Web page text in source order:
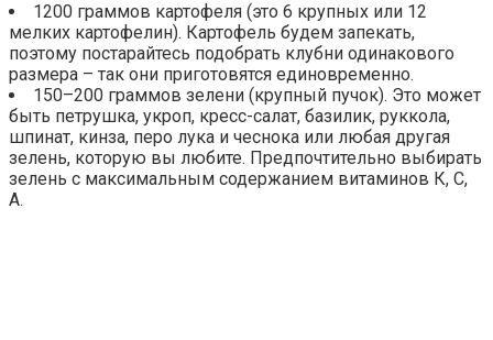
1200 граммов картофеля (это 6 крупных или 12
мелких картофелин). Картофель будем запекать,
поэтому постарайтесь подобрать клубни одинакового
размера – так они приготовятся единовременно.
150–200 граммов зелени (крупный пучок). Это может
быть петрушка, укроп, кресс-салат, базилик, руккола,
шпинат, кинза, перо лука и чеснока или любая другая
зелень, которую вы любите. Предпочтительно выбирать
зелень с максимальным содержанием витаминов К, С,
А.